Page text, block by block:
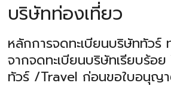
บริษัทท่องเที่ยว
หลักการจดทะเบียนบริษัททัวร์
จากจดทะเบียนบริษัทเรียบร้อย
ทัวร์ /Travel ก่อนขอใบอนุญ